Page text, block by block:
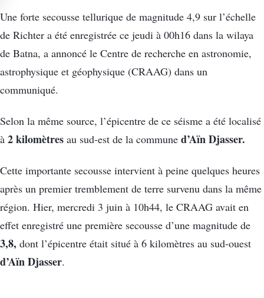
Une forte secousse tellurique de magnitude 4,9 sur l’échelle
de Richter a été enregistrée ce jeudi à 00h16 dans la wilaya
de Batna, a annoncé le Centre de recherche en astronomie,
astrophysique et géophysique (CRAAG) dans un
communiqué.
Selon la même source, l’épicentre de ce séisme a été localisé
à 2 kilomètres au sud-est de la commune d’Aïn Djasser.
Cette importante secousse intervient à peine quelques heures
après un premier tremblement de terre survenu dans la même
région. Hier, mercredi 3 juin à 10h44, le CRAAG avait en
effet enregistré une première secousse d’une magnitude de
3,8, dont l’épicentre était situé à 6 kilomètres au sud-ouest
d’Aïn Djasser.